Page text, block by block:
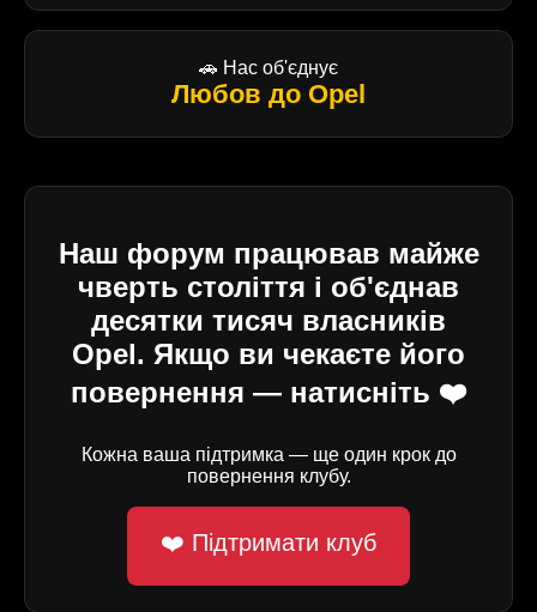
🚗 Нас об'єднує
Любов до Opel
Наш форум працював майже
чверть століття і об'єднав
десятки тисяч власників
Opel. Якщо ви чекаєте його
повернення — натисніть ❤️
Кожна ваша підтримка — ще один крок до
повернення клубу.
❤️ Підтримати клуб